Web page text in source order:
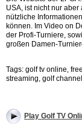
USA, ist nicht nur
nützliche
können. Im Video on
der Profi-Turniere,
großen Damen-
Tags: golf tv online,
streaming, golf
Play Golf TV